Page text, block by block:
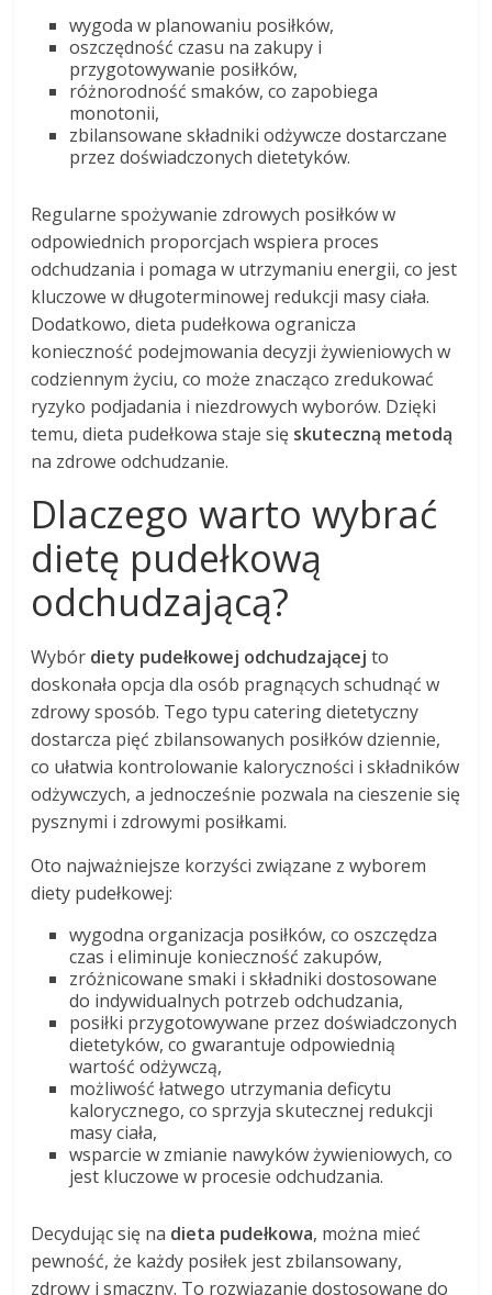
wygoda w planowaniu posiłków,
oszczędność czasu na zakupy i
przygotowywanie posiłków,
różnorodność smaków, co zapobiega
monotonii,
zbilansowane składniki odżywcze dostarczane
przez doświadczonych dietetyków.
Regularne spożywanie zdrowych posiłków w
odpowiednich proporcjach wspiera proces
odchudzania i pomaga w utrzymaniu energii, co jest
kluczowe w długoterminowej redukcji masy ciała.
Dodatkowo, dieta pudełkowa ogranicza
konieczność podejmowania decyzji żywieniowych w
codziennym życiu, co może znacząco zredukować
ryzyko podjadania i niezdrowych wyborów. Dzięki
temu, dieta pudełkowa staje się skuteczną metodą
na zdrowe odchudzanie.
Dlaczego warto wybrać
dietę pudełkową
odchudzającą?
Wybór diety pudełkowej odchudzającej to
doskonała opcja dla osób pragnących schudnąć w
zdrowy sposób. Tego typu catering dietetyczny
dostarcza pięć zbilansowanych posiłków dziennie,
co ułatwia kontrolowanie kaloryczności i składników
odżywczych, a jednocześnie pozwala na cieszenie się
pysznymi i zdrowymi posiłkami.
Oto najważniejsze korzyści związane z wyborem
diety pudełkowej:
wygodna organizacja posiłków, co oszczędza
czas i eliminuje konieczność zakupów,
zróżnicowane smaki i składniki dostosowane
do indywidualnych potrzeb odchudzania,
posiłki przygotowywane przez doświadczonych
dietetyków, co gwarantuje odpowiednią
wartość odżywczą,
możliwość łatwego utrzymania deficytu
kalorycznego, co sprzyja skutecznej redukcji
masy ciała,
wsparcie w zmianie nawyków żywieniowych, co
jest kluczowe w procesie odchudzania.
Decydując się na dieta pudełkowa, można mieć
pewność, że każdy posiłek jest zbilansowany,
zdrowy i smaczny. To rozwiązanie dostosowane do